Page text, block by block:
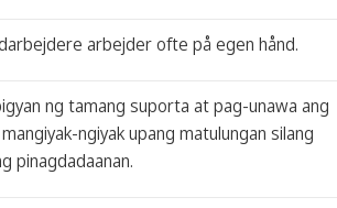
arbejder ofte på egen hånd.
ng tamang suporta at pag-unawa ang
ngiyak upang matulungan silang
pinagdadaanan.